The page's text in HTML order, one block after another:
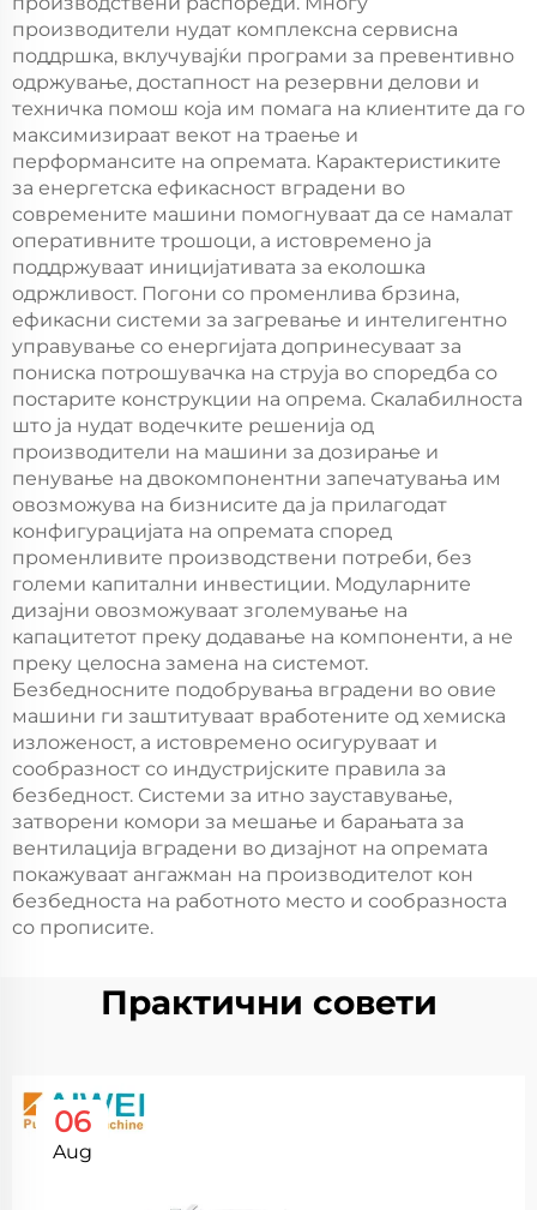
производители нудат комплексна сервисна
поддршка, вклучувајќи програми за превентивно
одржување, достапност на резервни делови и
техничка помош која им помага на клиентите да го
максимизираат векот на траење и
перформансите на опремата. Карактеристиките
за енергетска ефикасност вградени во
современите машини помогнуваат да се намалат
оперативните трошоци, а истовремено ја
поддржуваат иницијативата за еколошка
одржливост. Погони со променлива брзина,
ефикасни системи за загревање и интелигентно
управување со енергијата допринесуваат за
пониска потрошувачка на струја во споредба со
постарите конструкции на опрема. Скалабилноста
што ја нудат водечките решенија од
производители на машини за дозирање и
пенување на двокомпонентни запечатувања им
овозможува на бизнисите да ја прилагодат
конфигурацијата на опремата според
променливите производствени потреби, без
големи капитални инвестиции. Модуларните
дизајни овозможуваат зголемување на
капацитетот преку додавање на компоненти, а не
преку целосна замена на системот.
Безбедносните подобрувања вградени во овие
машини ги заштитуваат вработените од хемиска
изложеност, а истовремено осигуруваат и
сообразност со индустријските правила за
безбедност. Системи за итно зауставување,
затворени комори за мешање и барањата за
вентилација вградени во дизајнот на опремата
покажуваат ангажман на производителот кон
безбедноста на работното место и сообразноста
со прописите.
Практични совети
06
Aug